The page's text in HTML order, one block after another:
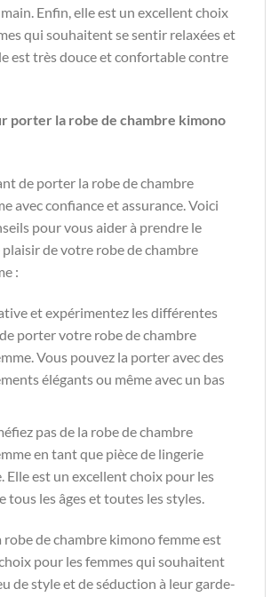
Enfin, elle est un excellent choix
qui souhaitent se sentir relaxées et
est très douce et confortable contre
porter la robe de chambre kimono
de porter la robe de chambre
avec confiance et assurance. Voici
pour vous aider à prendre le
de votre robe de chambre
:
et expérimentez les différentes
porter votre robe de chambre
Vous pouvez la porter avec des
élégants ou même avec un bas
pas de la robe de chambre
en tant que pièce de lingerie
Elle est un excellent choix pour les
tous les âges et toutes les styles.
robe de chambre kimono femme est
pour les femmes qui souhaitent
de style et de séduction à leur garde-